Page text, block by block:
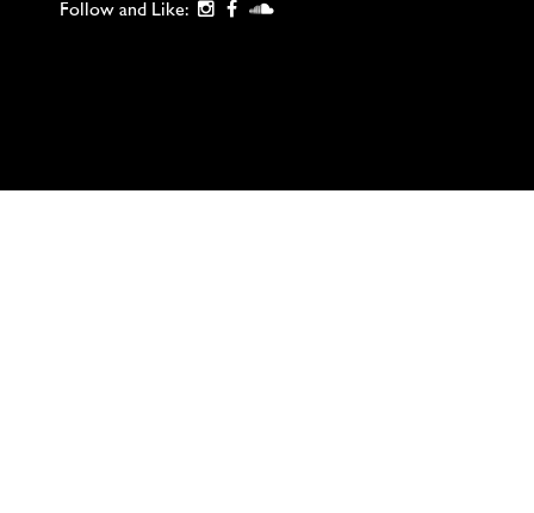
Follow and Like: